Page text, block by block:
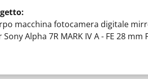
:
macchina fotocamera digitale
Sony Alpha 7R MARK IV A - FE 28 mm